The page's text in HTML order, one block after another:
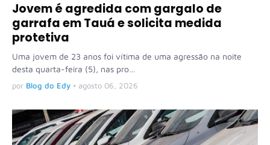
Jovem é agredida com gargalo de
garrafa em Tauá e solicita medida
protetiva
Uma jovem de 23 anos foi vítima de uma agressão na noite
desta quarta-feira (5), nas pro…
por Blog do Edy • agosto 06, 2026